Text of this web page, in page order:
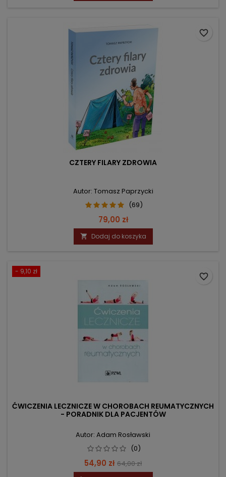
CZTERY FILARY ZDROWIA
Autor: Tomasz Paprzycki
(69)
Cena
79,00 zł
 Dodaj do koszyka
favorite_border
- 9,10 zł
ĆWICZENIA LECZNICZE W CHOROBACH REUMATYCZNYCH
- PORADNIK DLA PACJENTÓW
Autor: Adam Rosławski
(0)
Cena
54,90 zł Cena
64,00 zł
favorite_border